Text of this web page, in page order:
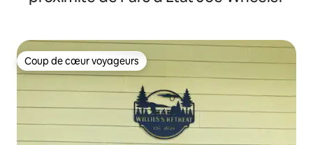
Coup de cœur voyageurs
Coup de cœur voyageurs